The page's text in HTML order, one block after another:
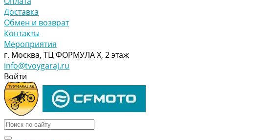
Доставка
Обмен и возврат
Контакты
Мероприятия
г. Москва, ТЦ ФОРМУЛА Х, 2 этаж
info@tvoygaraj.ru
Войти